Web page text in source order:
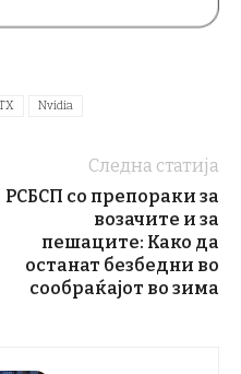
Nvidia
Следна статија
РСБСП со препораки за
возачите и за
пешаците: Како да
останат безбедни во
сообраќајот во зима